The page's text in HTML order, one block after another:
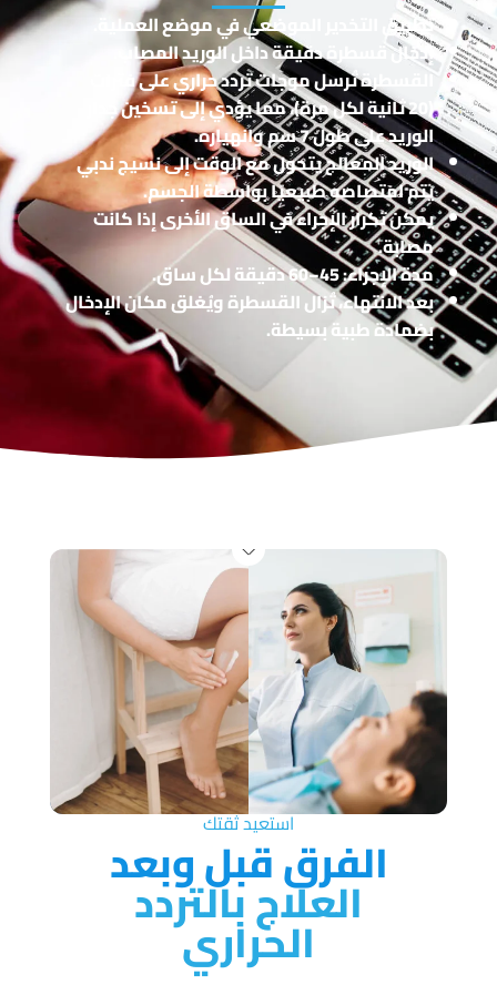
تطبيق التخدير الموضعي في موضع العملية.
إدخال قسطرة دقيقة داخل الوريد المصاب.
القسطرة تُرسل موجات تردد حراري على فترات
(20 ثانية لكل مرة)، مما يؤدي إلى تسخين جدار
الوريد على طول 7 سم وانهياره.
الوريد المعالج يتحول مع الوقت إلى نسيج ندبي
يتم امتصاصه طبيعيًا بواسطة الجسم.
يمكن تكرار الإجراء في الساق الأخرى إذا كانت
مصابة.
مدة الإجراء: 45–60 دقيقة لكل ساق.
بعد الانتهاء، تُزال القسطرة ويُغلق مكان الإدخال
بضمادة طبية بسيطة.
استعيد ثقتك
الفرق قبل وبعد
العلاج بالتردد
الحراري